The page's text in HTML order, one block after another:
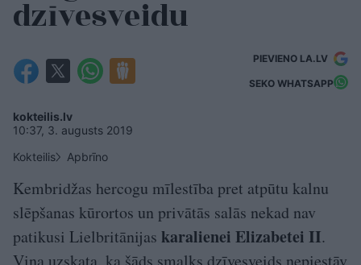
dzīvesveidu
PIEVIENO LA.LV
SEKO WHATSAPP
kokteilis.lv
10:37, 3. augusts 2019
Kokteilis
Apbrīno
Kembridžas hercogu mīlestība pret atpūtu kalnu
slēpšanas kūrortos un privātās salās nekad nav
patikusi Lielbritānijas karalienei Elizabetei II.
Viņa uzskata, ka šāds smalks dzīvesveids nepiestāv